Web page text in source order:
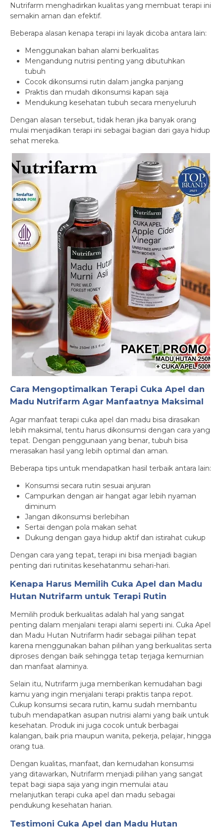
Nutrifarm menghadirkan kualitas yang membuat terapi ini
semakin aman dan efektif.
Beberapa alasan kenapa terapi ini layak dicoba antara lain:
Menggunakan bahan alami berkualitas
Mengandung nutrisi penting yang dibutuhkan
tubuh
Cocok dikonsumsi rutin dalam jangka panjang
Praktis dan mudah dikonsumsi kapan saja
Mendukung kesehatan tubuh secara menyeluruh
Dengan alasan tersebut, tidak heran jika banyak orang
mulai menjadikan terapi ini sebagai bagian dari gaya hidup
sehat mereka.
Cara Mengoptimalkan Terapi Cuka Apel dan
Madu Nutrifarm Agar Manfaatnya Maksimal
Agar manfaat terapi cuka apel dan madu bisa dirasakan
lebih maksimal, tentu harus dikonsumsi dengan cara yang
tepat. Dengan penggunaan yang benar, tubuh bisa
merasakan hasil yang lebih optimal dan aman.
Beberapa tips untuk mendapatkan hasil terbaik antara lain:
Konsumsi secara rutin sesuai anjuran
Campurkan dengan air hangat agar lebih nyaman
diminum
Jangan dikonsumsi berlebihan
Sertai dengan pola makan sehat
Dukung dengan gaya hidup aktif dan istirahat cukup
Dengan cara yang tepat, terapi ini bisa menjadi bagian
penting dari rutinitas kesehatanmu sehari-hari.
Kenapa Harus Memilih Cuka Apel dan Madu
Hutan Nutrifarm untuk Terapi Rutin
Memilih produk berkualitas adalah hal yang sangat
penting dalam menjalani terapi alami seperti ini. Cuka Apel
dan Madu Hutan Nutrifarm hadir sebagai pilihan tepat
karena menggunakan bahan pilihan yang berkualitas serta
diproses dengan baik sehingga tetap terjaga kemurnian
dan manfaat alaminya.
Selain itu, Nutrifarm juga memberikan kemudahan bagi
kamu yang ingin menjalani terapi praktis tanpa repot.
Cukup konsumsi secara rutin, kamu sudah membantu
tubuh mendapatkan asupan nutrisi alami yang baik untuk
kesehatan. Produk ini juga cocok untuk berbagai
kalangan, baik pria maupun wanita, pekerja, pelajar, hingga
orang tua.
Dengan kualitas, manfaat, dan kemudahan konsumsi
yang ditawarkan, Nutrifarm menjadi pilihan yang sangat
tepat bagi siapa saja yang ingin memulai atau
melanjutkan terapi cuka apel dan madu sebagai
pendukung kesehatan harian.
Testimoni Cuka Apel dan Madu Hutan